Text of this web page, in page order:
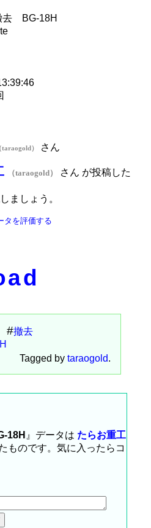
去 BG-18H
taraogold） さん
（taraogold）
さん が投稿した
ましょう。
タを評価する
撤去
Tagged by taraogold.
18H 』データは たらお重工
ものです。気に入ったらコ